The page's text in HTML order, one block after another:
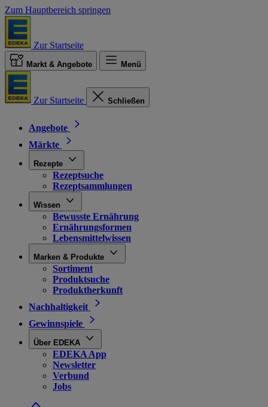
Zum Hauptbereich springen
Zur Startseite
Markt & Angebote Menü
Zur Startseite Schließen
Angebote
Märkte
Rezepte
Rezeptsuche
Rezeptsammlungen
Wissen
Bewusste Ernährung
Ernährungsformen
Lebensmittelwissen
Marken & Produkte
Sortiment
Produktsuche
Produktherkunft
Nachhaltigkeit
Gewinnspiele
Über EDEKA
EDEKA App
Newsletter
Verbund
Jobs